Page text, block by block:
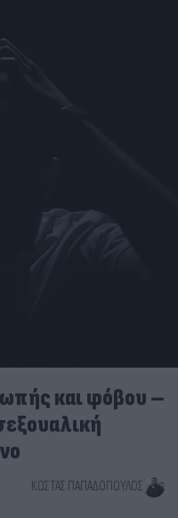
και φόβου –
ΚΏΣΤΑΣ ΠΑΠΑΔΌΠΟΥΛΟΣ